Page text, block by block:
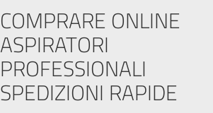
COMPRARE ONLINE
ASPIRATORI
PROFESSIONALI
SPEDIZIONI RAPIDE